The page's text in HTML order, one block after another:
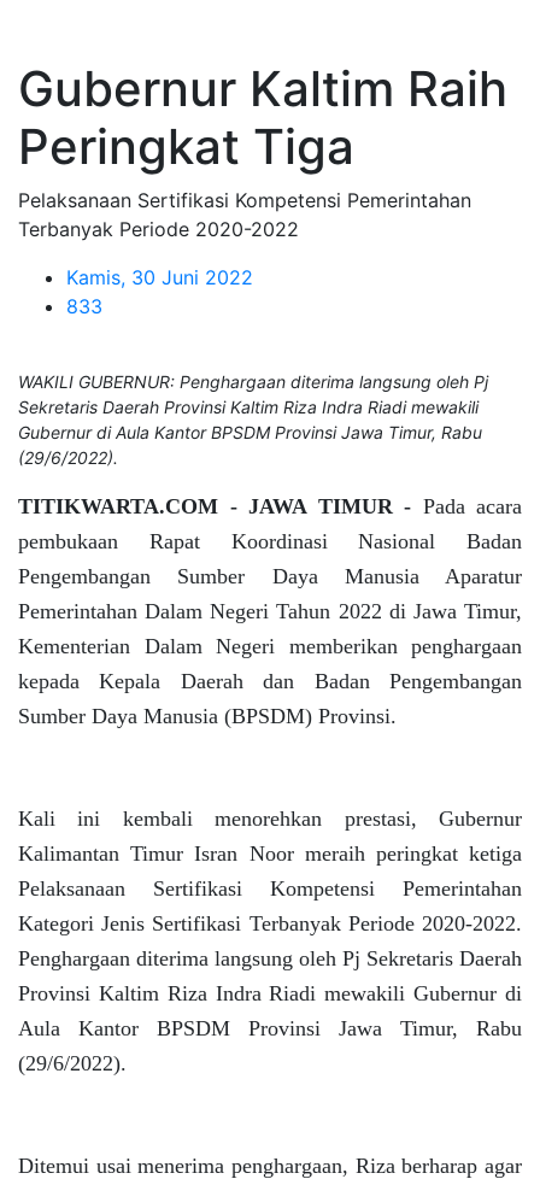
Gubernur Kaltim Raih
Peringkat Tiga
Pelaksanaan Sertifikasi Kompetensi Pemerintahan
Terbanyak Periode 2020-2022
Kamis, 30 Juni 2022
833
WAKILI GUBERNUR: Penghargaan diterima langsung oleh Pj
Sekretaris Daerah Provinsi Kaltim Riza Indra Riadi mewakili
Gubernur di Aula Kantor BPSDM Provinsi Jawa Timur, Rabu
(29/6/2022).
TITIKWARTA.COM - JAWA TIMUR - Pada acara
pembukaan Rapat Koordinasi Nasional Badan
Pengembangan Sumber Daya Manusia Aparatur
Pemerintahan Dalam Negeri Tahun 2022 di Jawa Timur,
Kementerian Dalam Negeri memberikan penghargaan
kepada Kepala Daerah dan Badan Pengembangan
Sumber Daya Manusia (BPSDM) Provinsi.
Kali ini kembali menorehkan prestasi, Gubernur
Kalimantan Timur Isran Noor meraih peringkat ketiga
Pelaksanaan Sertifikasi Kompetensi Pemerintahan
Kategori Jenis Sertifikasi Terbanyak Periode 2020-2022.
Penghargaan diterima langsung oleh Pj Sekretaris Daerah
Provinsi Kaltim Riza Indra Riadi mewakili Gubernur di
Aula Kantor BPSDM Provinsi Jawa Timur, Rabu
(29/6/2022).
Ditemui usai menerima penghargaan, Riza berharap agar